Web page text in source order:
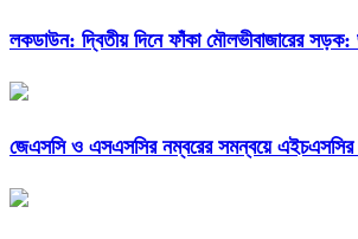
লকডাউন: দ্বিতীয় দিনে ফাঁকা মৌলভীবাজারের
জেএসসি ও এসএসসির নম্বরের সমন্বয়ে